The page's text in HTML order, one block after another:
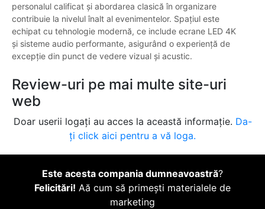
personalul calificat și abordarea clasică în organizare
contribuie la nivelul înalt al evenimentelor. Spațiul este
echipat cu tehnologie modernă, ce include ecrane LED 4K
și sisteme audio performante, asigurând o experiență de
excepție din punct de vedere vizual și acustic.
Review-uri pe mai multe site-uri
web
Doar userii logați au acces la această informație. Da-
ți click aici pentru a vă loga.
Este acesta compania dumneavoastră?
Felicitări! Aă cum să primești materialele de
marketing